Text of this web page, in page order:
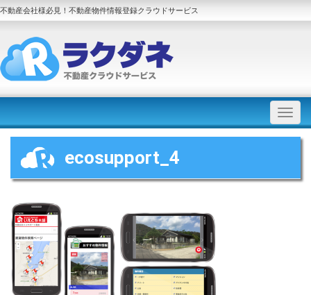
不動産会社様必見！不動産物件情報登録クラウドサービス
ecosupport_4